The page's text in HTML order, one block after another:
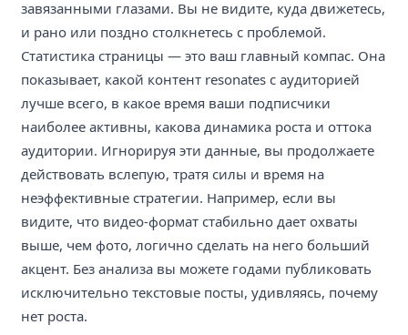
завязанными глазами. Вы не видите, куда движетесь,
и рано или поздно столкнетесь с проблемой.
Статистика страницы — это ваш главный компас. Она
показывает, какой контент resonates с аудиторией
лучше всего, в какое время ваши подписчики
наиболее активны, какова динамика роста и оттока
аудитории. Игнорируя эти данные, вы продолжаете
действовать вслепую, тратя силы и время на
неэффективные стратегии. Например, если вы
видите, что видео-формат стабильно дает охваты
выше, чем фото, логично сделать на него больший
акцент. Без анализа вы можете годами публиковать
исключительно текстовые посты, удивляясь, почему
нет роста.